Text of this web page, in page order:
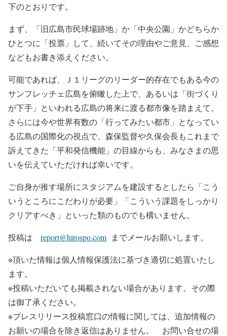
下のとおりです。
まず、「旧広島市民球場跡地」か「中央公園」かどちらか
ひとつに「投票」して、続いてその理由やご意見、ご感想
などもお書き添えください。
可能であれば、Ｊ１リーグのリーダー的存在でもある今の
サンフレッチェ広島を俯瞰した上で、あるいは「街づくり
が下手」といわれる広島の将来に渡る都市像を踏まえて、
さらには今や世界有数の「行ってみたい都市」となってい
る広島の国際化の視点で、森保監督や久保会長もこれまで
訴えてきた「平和発信機能」の目線からも、みなさまの思
いを伝えていただければ幸いです。
ご自身が推す場所にスタジアムを建設するとしたら「こう
いうところにこだわりが必要」「こういう課題をしっかり
クリアすべき」といった類のものでも構いません。
投稿は report@hirospo.com までメールお願いします。
※頂いた情報は個人情報保護法に基づき適切に処置いたし
ます。
※投稿いただいても掲載されない場合があります。その際
は御了承ください。
※プレスリリース投稿窓口の情報に関しては、追加情報の
お願いの場合を除き返信はありません。 お問い合せの場